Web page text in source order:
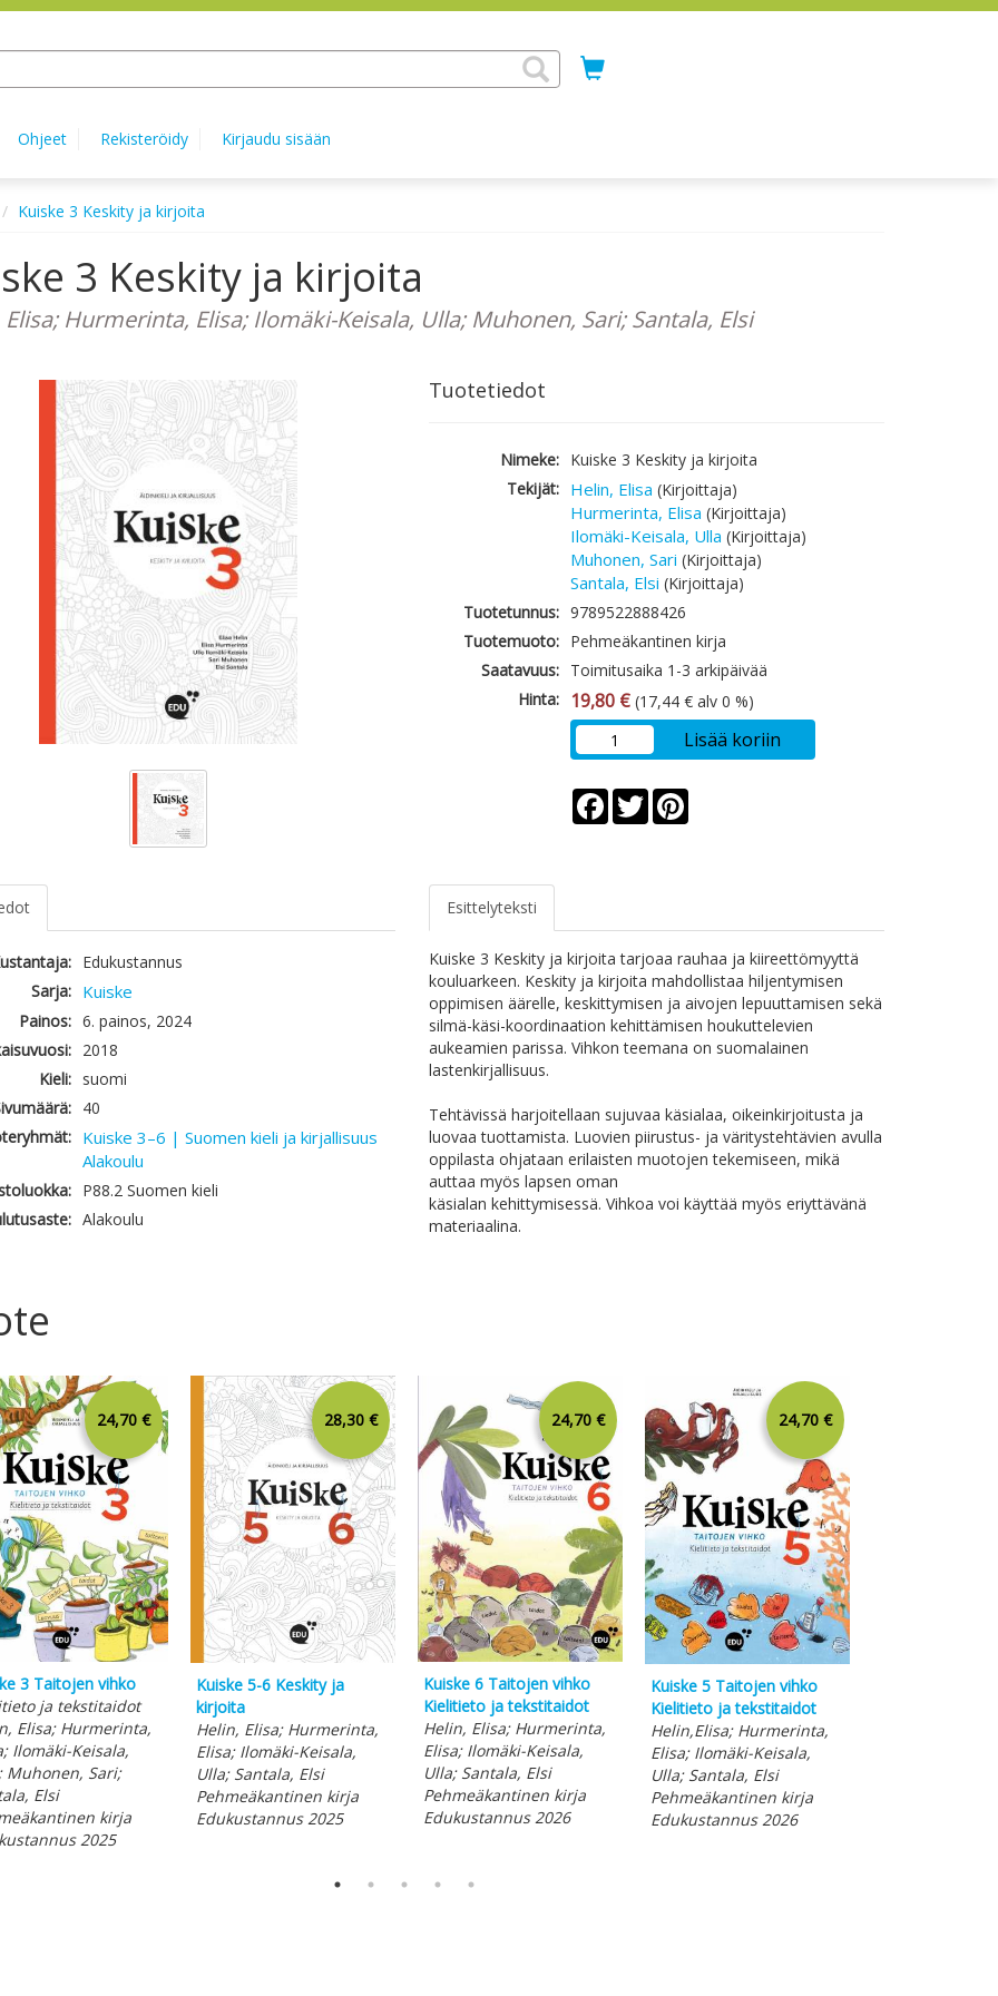
Ohjeet Rekisteröidy Kirjaudu sisään
Kuiske 3 Keskity ja kirjoita
3 Keskity ja kirjoita
Elisa; Hurmerinta, Elisa; Ilomäki-Keisala, Ulla; Muhonen, Sari; Santala, Elsi
Tuotetiedot
Nimeke: Kuiske 3 Keskity ja kirjoita
Tekijät: Helin, Elisa (Kirjoittaja)
Hurmerinta, Elisa (Kirjoittaja)
Ilomäki-Keisala, Ulla (Kirjoittaja)
Muhonen, Sari (Kirjoittaja)
Santala, Elsi (Kirjoittaja)
Tuotetunnus: 9789522888426
Tuotemuoto: Pehmeäkantinen kirja
Saatavuus: Toimitusaika 1-3 arkipäivää
Hinta:
19,80 € (17,44 € alv 0 %)
Lisää koriin
Facebook
Twitter
Edukustannus
Sarja:
Kuiske
Painos: 6. painos, 2024
2018
Kieli:
suomi
40
Kuiske 3–6 | Suomen kieli ja kirjallisuus
Alakoulu
P88.2 Suomen kieli
Alakoulu
Esittelyteksti
Kuiske 3 Keskity ja kirjoita tarjoaa rauhaa ja kiireettömyyttä
kouluarkeen. Keskity ja kirjoita mahdollistaa hiljentymisen
oppimisen äärelle, keskittymisen ja aivojen lepuuttamisen sekä
silmä-käsi-koordinaation kehittämisen houkuttelevien
aukeamien parissa. Vihkon teemana on suomalainen
lastenkirjallisuus.
Tehtävissä harjoitellaan sujuvaa käsialaa, oikeinkirjoitusta ja
luovaa tuottamista. Luovien piirustus- ja väritystehtävien avulla
oppilasta ohjataan erilaisten muotojen tekemiseen, mikä
auttaa myös lapsen oman
käsialan kehittymisessä. Vihkoa voi käyttää myös eriyttävänä
materiaalina.
24,70 €
3 Taitojen vihko
ja tekstitaidot
Elisa; Hurmerinta,
Ilomäki-Keisala,
Muhonen, Sari;
Elsi
kirja
2025
28,30 €
Kuiske 5-6 Keskity ja
kirjoita
Helin, Elisa; Hurmerinta,
Elisa; Ilomäki-Keisala,
Ulla; Santala, Elsi
Pehmeäkantinen kirja
Edukustannus 2025
24,70 €
Kuiske 6 Taitojen vihko
Kielitieto ja tekstitaidot
Helin, Elisa; Hurmerinta,
Elisa; Ilomäki-Keisala,
Ulla; Santala, Elsi
Pehmeäkantinen kirja
Edukustannus 2026
24,70 €
Kuiske 5 Taitojen vihko
Kielitieto ja tekstitaidot
Helin,Elisa; Hurmerinta,
Elisa; Ilomäki-Keisala,
Ulla; Santala, Elsi
Pehmeäkantinen kirja
Edukustannus 2026